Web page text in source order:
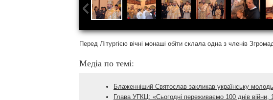
Перед Літургією вічні монаші обіти склала одна з членів
Медіа по темі:
Блаженніший Святослав закликав українську молодь
Глава УГКЦ: «Сьогодні переживаємо 100 днів війни,